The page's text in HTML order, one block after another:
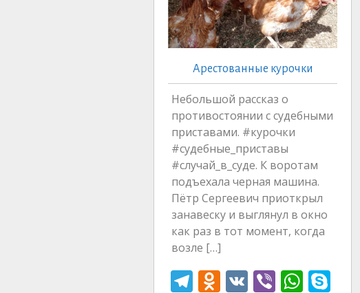
Арестованные курочки
Небольшой рассказ о
противостоянии с судебными
приставами. #курочки
#судебные_приставы
#случай_в_суде. К воротам
подъехала черная машина.
Пётр Сергеевич приоткрыл
занавеску и выглянул в окно
как раз в тот момент, когда
возле […]
T O V Vi W S